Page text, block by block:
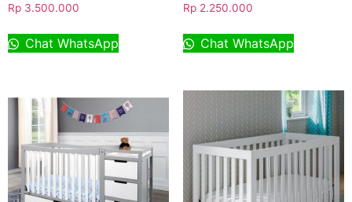
Rp 3.500.000
Chat WhatsApp
Rp2.250.000
Chat WhatsApp